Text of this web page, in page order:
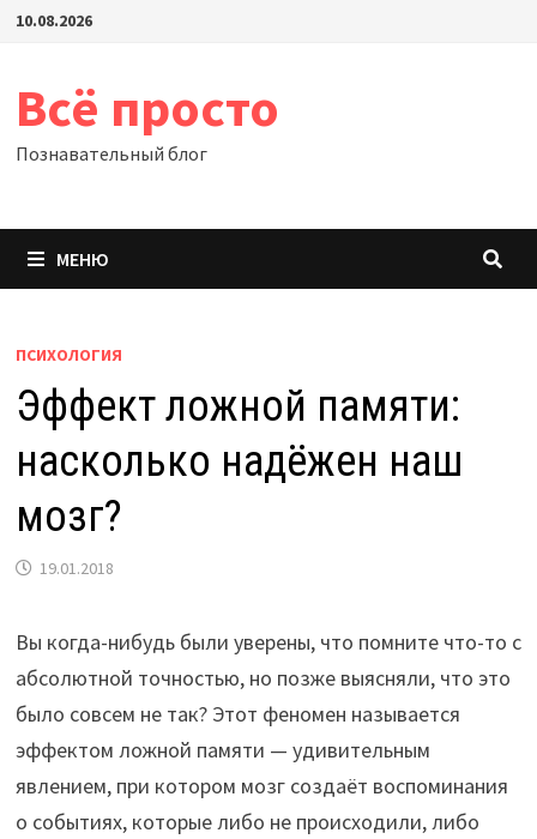
Перейти
10.08.2026
Всё просто
Познавательный блог
МЕНЮ
ПСИХОЛОГИЯ
Эффект ложной памяти:
насколько надёжен наш
мозг?
19.01.2018
Вы когда-нибудь были уверены, что помните что-то с
абсолютной точностью, но позже выясняли, что это
было совсем не так? Этот феномен называется
эффектом ложной памяти — удивительным
явлением, при котором мозг создаёт воспоминания
о событиях, которые либо не происходили, либо